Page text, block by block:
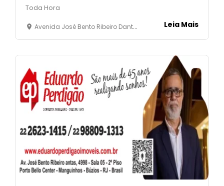
Toda Hora
Avenida José Bento Ribeiro Dantas, 5.400 - Loja 07 - Manguinhos - Armação dos Búzios - Leia Mais